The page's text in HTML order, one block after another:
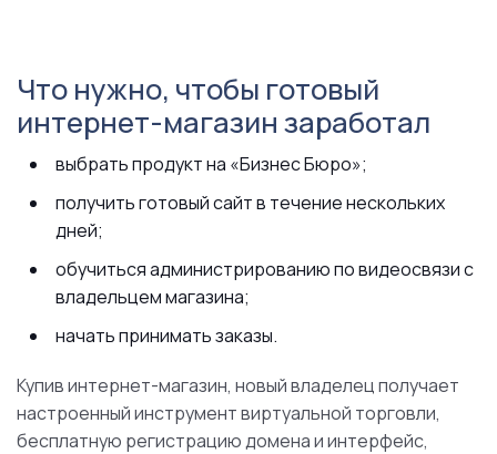
Что нужно, чтобы готовый
интернет-магазин заработал
выбрать продукт на «Бизнес Бюро»;
получить готовый сайт в течение нескольких
дней;
обучиться администрированию по видеосвязи с
владельцем магазина;
начать принимать заказы.
Купив интернет-магазин, новый владелец получает
настроенный инструмент виртуальной торговли,
бесплатную регистрацию домена и интерфейс,